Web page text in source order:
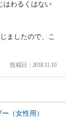
はわるくはない
ましたので、こ
投稿日：2018.11.10
（女性用）